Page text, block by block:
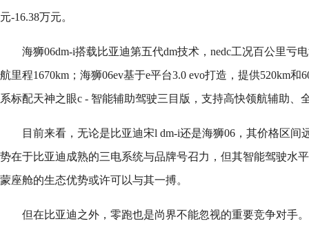
元-16.38万元。
海狮06dm-i搭载比亚迪第五代dm技术，nedc工况百公里亏
航里程1670km；海狮06ev基于e平台3.0 evo打造，提供520km和
系标配天神之眼c - 智能辅助驾驶三目版，支持高快领航辅助、
目前来看，无论是比亚迪宋l dm-i还是海狮06，其价格区间
势在于比亚迪成熟的三电系统与品牌号召力，但其智能驾驶水
蒙座舱的生态优势或许可以与其一搏。
但在比亚迪之外，零跑也是尚界不能忽视的重要竞争对手。